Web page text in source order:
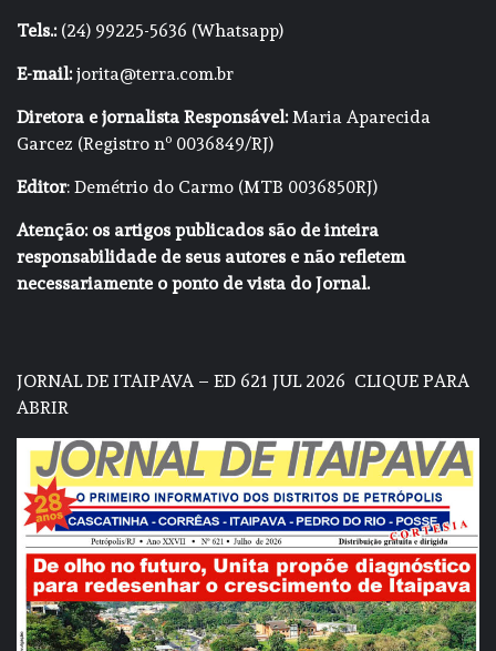
Tels.:(24) 99225-5636 (Whatsapp)
E-mail:jorita@terra.com.br
Diretora e jornalista Responsável:Maria Aparecida
Garcez (Registro nº 0036849/RJ)
Editor: Demétrio do Carmo (MTB 0036850RJ)
Atenção: os artigos publicados são de inteira
responsabilidade de seus autores e não refletem
necessariamente o ponto de vista do Jornal.
JORNAL DE ITAIPAVA – ED 621 JUL 2026 CLIQUE PARA
ABRIR